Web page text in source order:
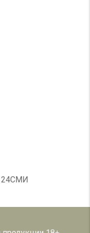
24СМИ